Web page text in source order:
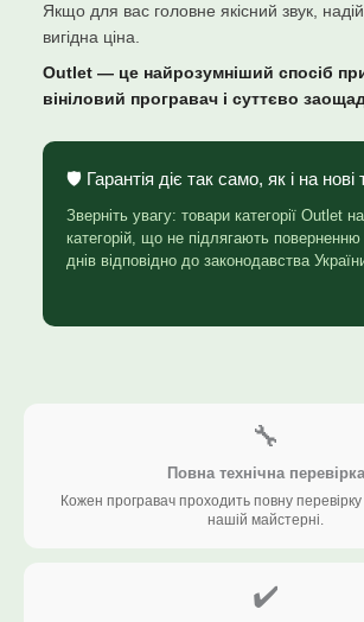
Якщо для вас головне якісний звук,
вигідна ціна.
Outlet — це найрозумніший спосіб
вініловий програвач і суттєво
🛡️ Гарантія діє так само, як і на нові
Зверніть увагу: товари категорії Outlet
категорій, що не підлягають
днів відповідно до законодавства
🔧
Повна технічна перевірка
Кожен програвач проходить повну
нашій майстерні.
✔️